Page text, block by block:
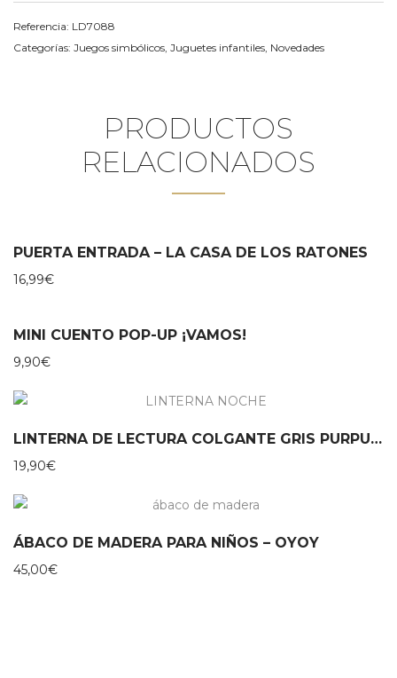
Referencia: LD7088
Categorías: Juegos simbólicos Juguetes infantiles Novedades
PRODUCTOS
RELACIONADOS
PUERTA ENTRADA – LA CASA DE LOS RATONES
16,99€
MINI CUENTO POP-UP ¡VAMOS!
9,90€
LINTERNA DE LECTURA COLGANTE GRIS PURPURINA MOSES
19,90€
ÁBACO DE MADERA PARA NIÑOS – OYOY
45,00€